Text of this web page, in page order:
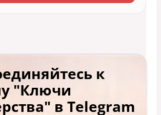
к
"Ключи
в Telegram